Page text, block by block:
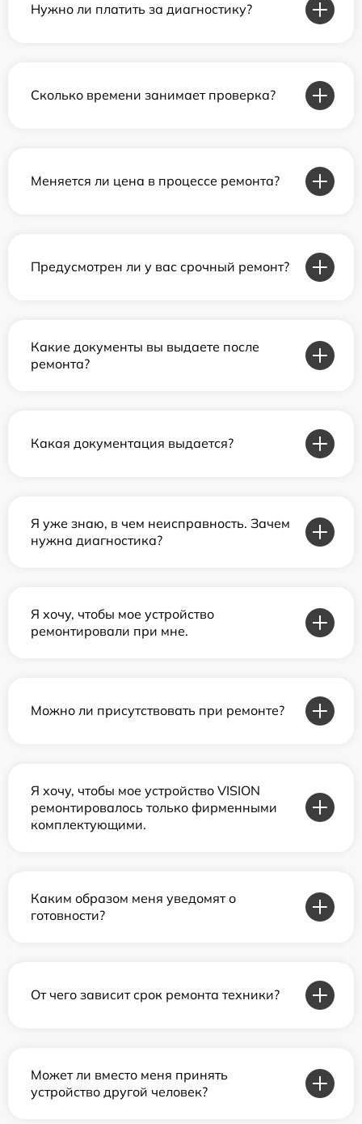
Нужно ли платить за диагностику?
Сколько времени занимает проверка?
Меняется ли цена в процессе ремонта?
Предусмотрен ли у вас срочный ремонт?
Какие документы вы выдаете после
ремонта?
Какая документация выдается?
Я уже знаю, в чем неисправность. Зачем
нужна диагностика?
Я хочу, чтобы мое устройство
ремонтировали при мне.
Можно ли присутствовать при ремонте?
Я хочу, чтобы мое устройство VISION
ремонтировалось только фирменными
комплектующими.
Каким образом меня уведомят о
готовности?
От чего зависит срок ремонта техники?
Может ли вместо меня принять
устройство другой человек?